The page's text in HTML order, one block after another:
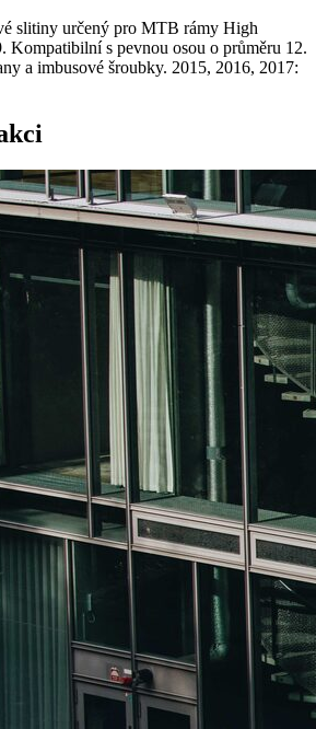
slitiny určený pro MTB rámy High
Kompatibilní s pevnou osou o průměru 12.
a imbusové šroubky. 2015, 2016, 2017: